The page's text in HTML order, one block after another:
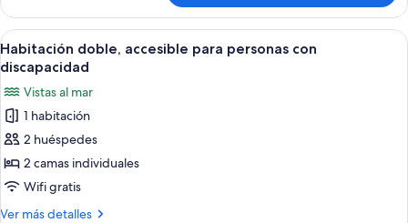
estándar
doble
(Extra
Bed
Abrir
todas
fotos
de
Habitación
doble,
accesible
para
Habitación de hotel moderna con
5
Habitación doble, accesible para personas con
discapacidad
Vistas al mar
1 habitación
2 huéspedes
2 camas individuales
Wifi gratis
Ver más detalles
Más